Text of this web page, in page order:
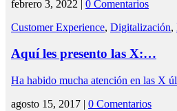
febrero 3, 2022 | 0 Comentarios
Customer Experience, Digitalización,
Aquí les presento las X:…
Ha habido mucha atención en las X
agosto 15, 2017 | 0 Comentarios